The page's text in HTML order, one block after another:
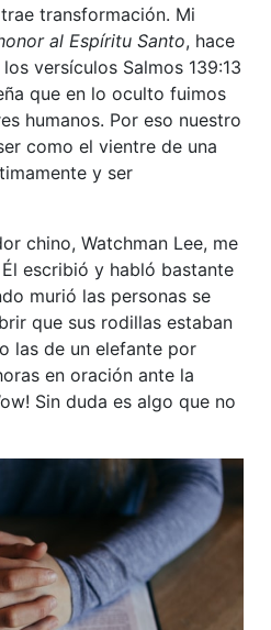
transformación. Mi
al Espíritu Santo, hace
versículos Salmos 139:13
que en lo oculto fuimos
humanos. Por eso nuestro
como el vientre de una
y ser
chino, Watchman Lee, me
escribió y habló bastante
murió las personas se
que sus rodillas estaban
las de un elefante por
en oración ante la
Sin duda es algo que no